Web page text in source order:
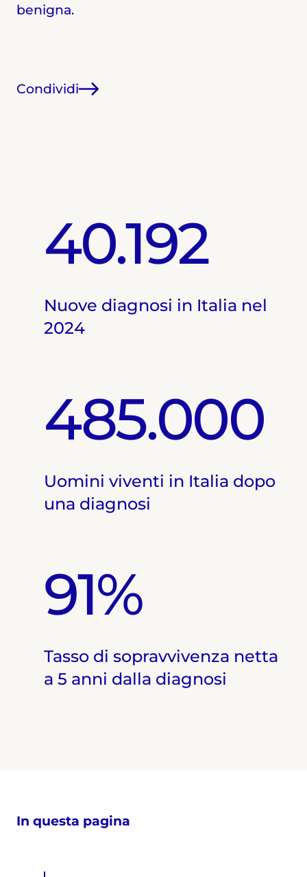
benigna.
Condividi
40.192
Nuove diagnosi in Italia nel
2024
485.000
Uomini viventi in Italia dopo
una diagnosi
91%
Tasso di sopravvivenza netta
a 5 anni dalla diagnosi
In questa pagina